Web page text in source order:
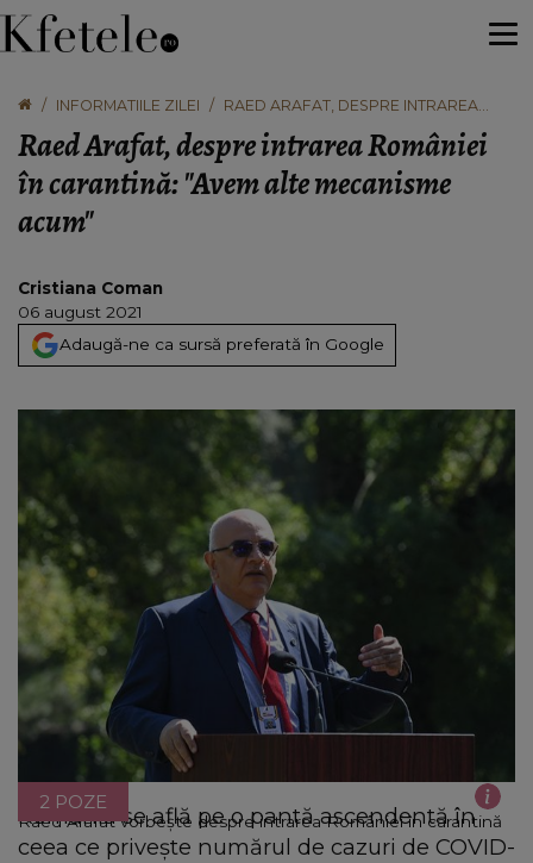
INFORMATIILE ZILEI
RAED ARAFAT, DESPRE INTRAREA
MECANISME ACUM"
Raed Arafat, despre intrarea României
în carantină: "Avem alte mecanisme
acum"
Cristiana Coman
06 august 2021
Adaugă-ne ca sursă preferată în Google
Raed Arafat vorbește despre intrarea României în carantină
2 POZE
România se află pe o pantă ascendentă în
ceea ce privește numărul de cazuri de COVID-